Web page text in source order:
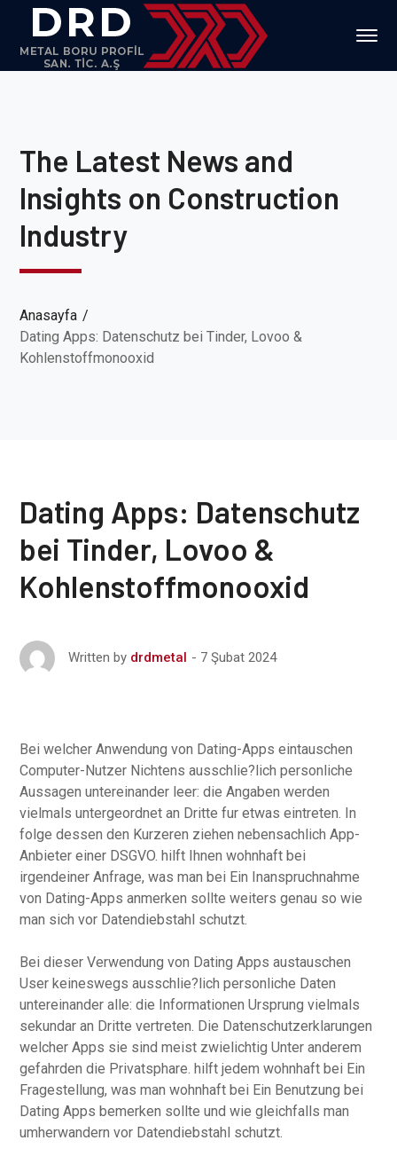
The Latest News and
Insights on Construction
Industry
Anasayfa
Dating Apps: Datenschutz bei Tinder, Lovoo &
Kohlenstoffmonooxid
Dating Apps: Datenschutz
bei Tinder, Lovoo &
Kohlenstoffmonooxid
Written by drdmetal 7 Şubat 2024
Bei welcher Anwendung von Dating-Apps eintauschen
Computer-Nutzer Nichtens ausschlie?lich personliche
Aussagen untereinander leer: die Angaben werden
vielmals untergeordnet an Dritte fur etwas eintreten. In
folge dessen den Kurzeren ziehen nebensachlich App-
Anbieter einer DSGVO. hilft Ihnen wohnhaft bei
irgendeiner Anfrage, was man bei Ein Inanspruchnahme
von Dating-Apps anmerken sollte weiters genau so wie
man sich vor Datendiebstahl schutzt.
Bei dieser Verwendung von Dating Apps austauschen
User keineswegs ausschlie?lich personliche Daten
untereinander alle: die Informationen Ursprung vielmals
sekundar an Dritte vertreten. Die Datenschutzerklarungen
welcher Apps sie sind meist zwielichtig Unter anderem
gefahrden die Privatsphare. hilft jedem wohnhaft bei Ein
Fragestellung, was man wohnhaft bei Ein Benutzung bei
Dating Apps bemerken sollte und wie gleichfalls man
umherwandern vor Datendiebstahl schutzt.